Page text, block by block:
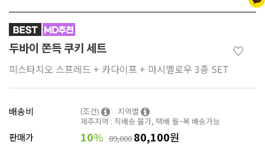
두바이 쫀득 쿠키 세트 ♡
피스타치오 스프레드 + 카다이프 + 마시멜로우 3종 SET
배송비 (조건)
지역별
제주지역 : 직배송 불가, 택배 월~목 배송가능
판매가 10% 89,00080,100원